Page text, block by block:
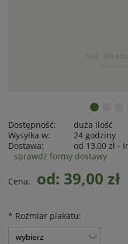
Dostępność:
duża ilość
Wysyłka w:
24 godziny
Dostawa:
od 13,00 zł -
sprawdź formy dostawy
Cena: od: 39,00 zł
* Rozmiar plakatu: